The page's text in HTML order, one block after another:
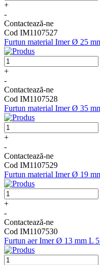
+
-
Contactează-ne
Cod IM1107527
Furtun material Imer Ø 25
+
-
Contactează-ne
Cod IM1107528
Furtun material Imer Ø 35
+
-
Contactează-ne
Cod IM1107529
Furtun material Imer Ø 19
+
-
Contactează-ne
Cod IM1107530
Furtun aer Imer Ø 13 mm L